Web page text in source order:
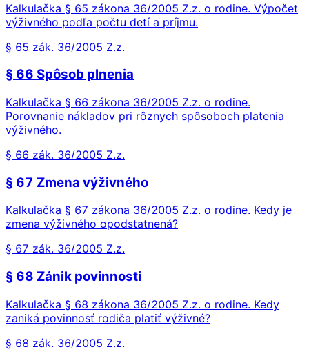
Kalkulačka § 65 zákona 36/2005 Z.z. o rodine. Výpočet
výživného podľa počtu detí a príjmu.
§ 65 zák. 36/2005 Z.z.
§ 66 Spôsob plnenia
Kalkulačka § 66 zákona 36/2005 Z.z. o rodine.
Porovnanie nákladov pri rôznych spôsoboch platenia
výživného.
§ 66 zák. 36/2005 Z.z.
§ 67 Zmena výživného
Kalkulačka § 67 zákona 36/2005 Z.z. o rodine. Kedy je
zmena výživného opodstatnená?
§ 67 zák. 36/2005 Z.z.
§ 68 Zánik povinnosti
Kalkulačka § 68 zákona 36/2005 Z.z. o rodine. Kedy
zaniká povinnosť rodiča platiť výživné?
§ 68 zák. 36/2005 Z.z.